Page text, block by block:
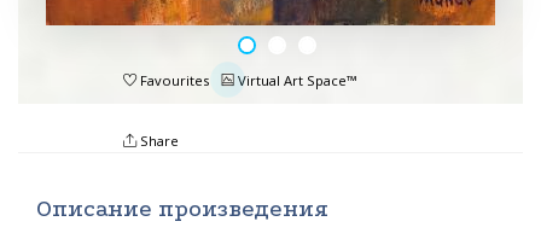
Favourites Virtual Art Space™
Share
Описание произведения